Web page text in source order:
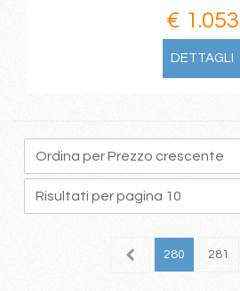
€ 1.053
DETTAGLI
279 280 281